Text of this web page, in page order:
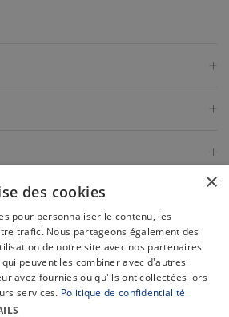
Germany GmbH. Tous les droits sont
×
des cookies
pour personnaliser le contenu, les
trafic. Nous partageons également des
de notre site avec nos partenaires
peuvent les combiner avec d'autres
avez fournies ou qu'ils ont collectées lors
services. Politique de confidentialité